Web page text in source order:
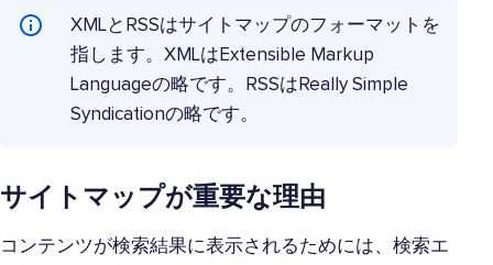
XMLとRSSはサイトマップのフォーマットを
指します。XMLはExtensible Markup
Languageの略です。RSSはReally Simple
Syndicationの略です。
サイトマップが重要な理由
コンテンツが検索結果に表示されるためには、検索エ